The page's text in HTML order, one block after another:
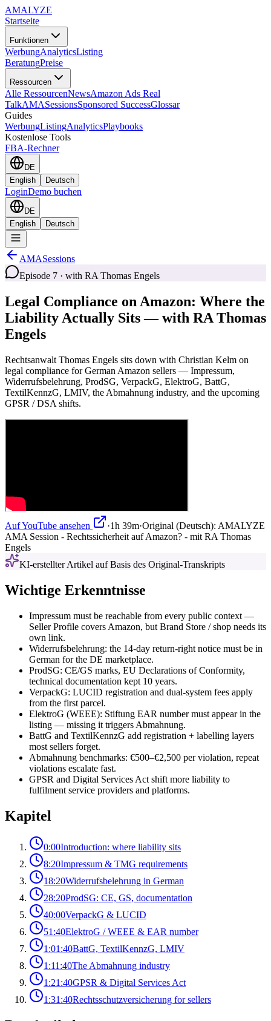
AMALYZE
Startseite
Funktionen
WerbungAnalyticsListing
BeratungPreise
Ressourcen
Alle RessourcenNewsAmazon Ads Real
TalkAMASessionsSponsored SuccessGlossar
Guides
WerbungListingAnalyticsPlaybooks
Kostenlose Tools
FBA-Rechner
DE
English
Deutsch
LoginDemo buchen
DE
English
Deutsch
AMASessions
Episode 7 · with RA Thomas Engels
Legal Compliance on Amazon: Where the
Liability Actually Sits — with RA Thomas
Engels
Rechtsanwalt Thomas Engels sits down with Christian Kelm on
legal compliance for German Amazon sellers — Impressum,
Widerrufsbelehrung, ProdSG, VerpackG, ElektroG, BattG,
TextilKennzG, LMIV, the Abmahnung industry, and the upcoming
GPSR / DSA shifts.
Auf YouTube ansehen ·1h 39m·Original (Deutsch): AMALYZE
AMA Session - Rechtssicherheit auf Amazon? - mit RA Thomas
Engels
KI-erstellter Artikel auf Basis des Original-Transkripts
Wichtige Erkenntnisse
Impressum must be reachable from every public context —
Seller Profile covers Amazon, but Brand Store / shop needs its
own link.
Widerrufsbelehrung: the 14-day return-right notice must be in
German for the DE marketplace.
ProdSG: CE/GS marks, EU Declarations of Conformity,
technical documentation kept 10 years.
VerpackG: LUCID registration and dual-system fees apply
from the first parcel.
ElektroG (WEEE): Stiftung EAR number must appear in the
listing — missing it triggers Abmahnung.
BattG and TextilKennzG add registration + labelling layers
most sellers forget.
Abmahnung benchmarks: €500–€2,500 per violation, repeat
violations escalate fast.
GPSR and Digital Services Act shift more liability to
fulfilment service providers and platforms.
Kapitel
0:00Introduction: where liability sits
8:20Impressum & TMG requirements
18:20Widerrufsbelehrung in German
28:20ProdSG: CE, GS, documentation
40:00VerpackG & LUCID
51:40ElektroG / WEEE & EAR number
1:01:40BattG, TextilKennzG, LMIV
1:11:40The Abmahnung industry
1:21:40GPSR & Digital Services Act
1:31:40Rechtsschutzversicherung for sellers